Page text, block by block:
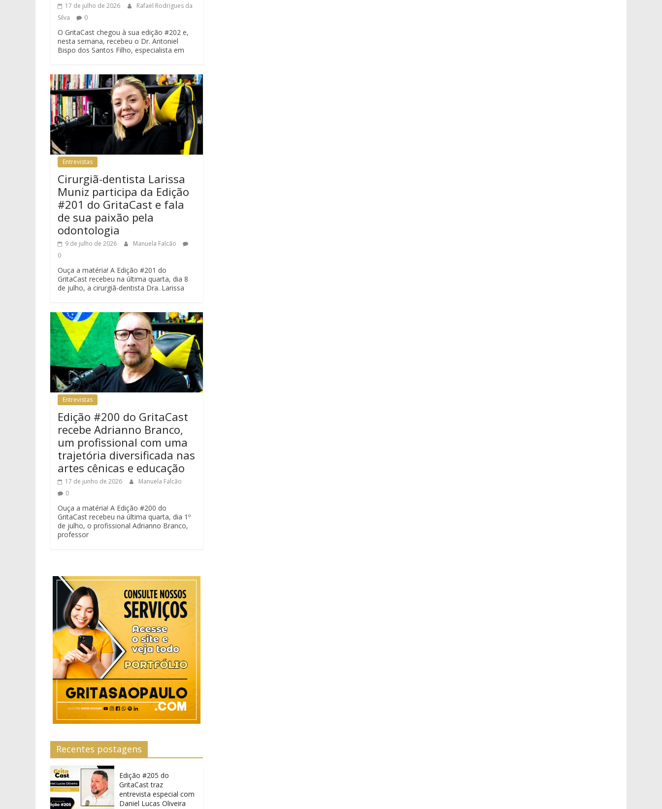
17 de julho de 2026
Rafael Rodrigues da
Silva
0
O GritaCast chegou à sua edição #202 e,
nesta semana, recebeu o Dr. Antoniel
Bispo dos Santos Filho, especialista em
Entrevistas
Cirurgiã-dentista Larissa
Muniz participa da Edição
#201 do GritaCast e fala
de sua paixão pela
odontologia
9 de julho de 2026
Manuela Falcão
0
Ouça a matéria! A Edição #201 do
GritaCast recebeu na última quarta, dia 8
de julho, a cirurgiã-dentista Dra. Larissa
Entrevistas
Edição #200 do GritaCast
recebe Adrianno Branco,
um profissional com uma
trajetória diversificada nas
artes cênicas e educação
17 de junho de 2026
Manuela Falcão
0
Ouça a matéria! A Edição #200 do
GritaCast recebeu na última quarta, dia 1º
de julho, o profissional Adrianno Branco,
professor
Recentes postagens
Edição #205 do
GritaCast traz
entrevista especial com
Daniel Lucas Oliveira